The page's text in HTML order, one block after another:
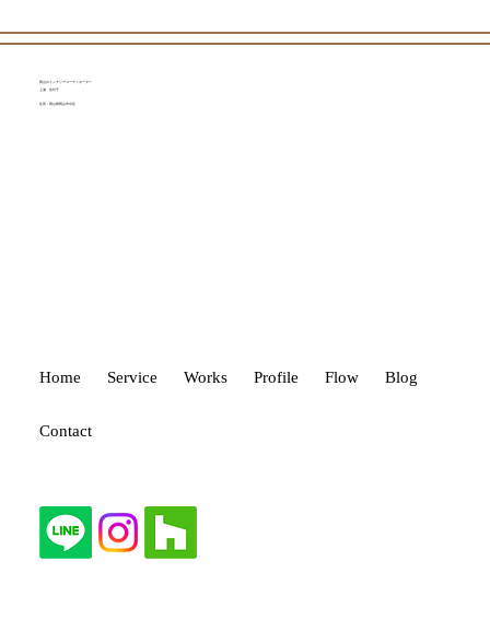
Home Service Works Profile Flow Blog
Contact
岡山のインテリアコーディネーター
上浦 佳代子
住所：岡山県岡山市中区